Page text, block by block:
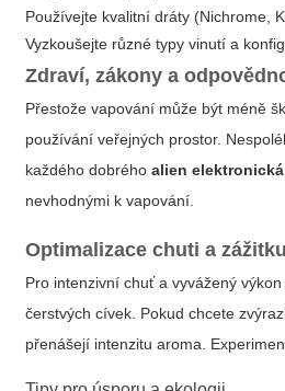
Používejte kvalitní dráty (Nichrome,
Vyzkoušejte různé typy vinutí a
Zdraví, zákony a
Přestože vapování může být méně
používání veřejných prostor.
každého dobréhoalien
nevhodnými k vapování.
Optimalizace chuti a
Pro intenzivní chuť a vyvážený
čerstvých cívek. Pokud chcete
přenášejí intenzitu aroma.